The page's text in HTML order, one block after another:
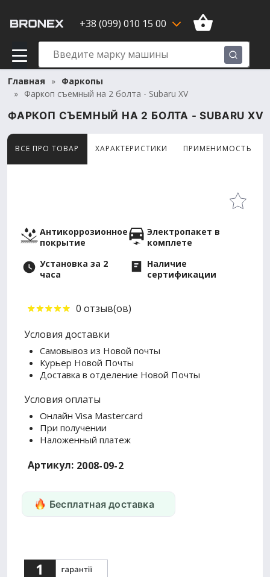
+38 (099) 010 15 00
Главная
Фаркопы
Фаркоп съемный на 2 болта - Subaru XV
ФАРКОП СЪЕМНЫЙ НА 2 БОЛТА - SUBARU XV
ВСЕ ПРО ТОВАР ХАРАКТЕРИСТИКИ ПРИМЕНИМОСТЬ
Товар просматривают сейчас 11 человек
Антикоррозионное
покрытие
Электропакет в
комплете
Установка за 2
часа
Наличие
сертификации
0 отзыв(ов)
Условия доставки
Самовывоз из Новой почты
Курьер Новой Почты
Доставка в отделение Новой Почты
Условия оплаты
Онлайн Visa Mastercard
При получении
Наложенный платеж
Артикул: 2008-09-2
Бесплатная доставка